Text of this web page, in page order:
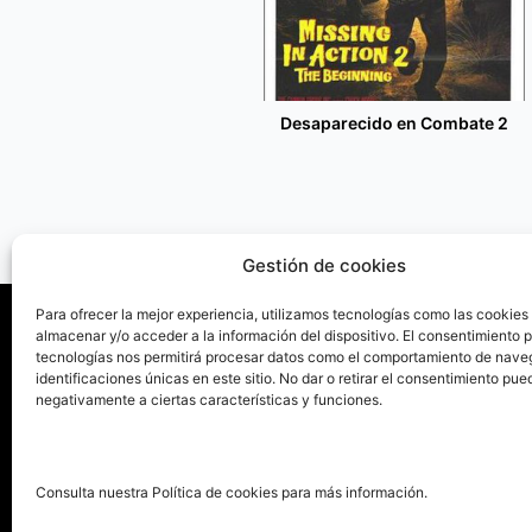
Gestión de cookies
Para ofrecer la mejor experiencia, utilizamos tecnologías como las cookies
almacenar y/o acceder a la información del dispositivo. El consentimiento
tecnologías nos permitirá procesar datos como el comportamiento de
identificaciones únicas en este sitio. No dar o retirar el consentimiento
negativamente a ciertas características y funciones.
Consulta nuestra Política de cookies para más información.
Desaparecido en Combate 2
pionero de autoedición
La